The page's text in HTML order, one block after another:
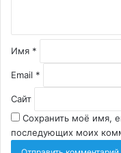
Имя *
Email *
Сайт
Сохранить моё имя,
последующих моих